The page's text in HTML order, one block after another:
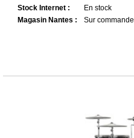
Stock Internet :
En stock
Magasin Nantes :
Sur commande